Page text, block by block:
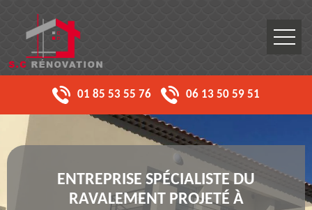
01 85 53 55 76 06 13 50 59 51
ENTREPRISE SPÉCIALISTE DU
RAVALEMENT PROJETÉ À